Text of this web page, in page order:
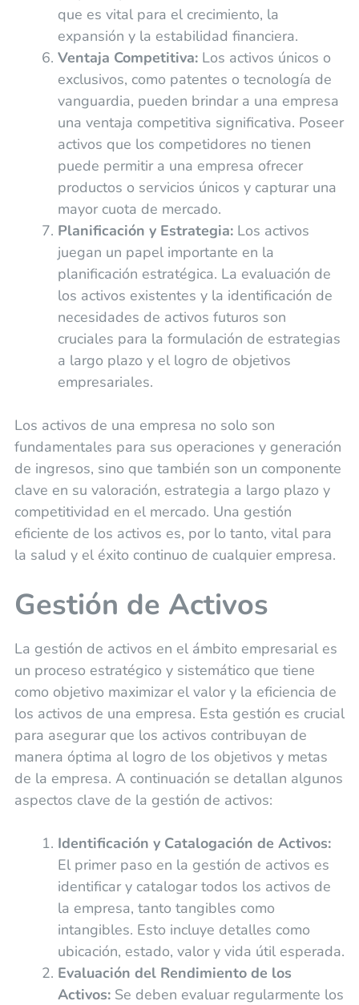
que es vital para el crecimiento, la
expansión y la estabilidad financiera.
Ventaja Competitiva:Los activos únicos o
exclusivos, como patentes o tecnología de
vanguardia, pueden brindar a una empresa
una ventaja competitiva significativa. Poseer
activos que los competidores no tienen
puede permitir a una empresa ofrecer
productos o servicios únicos y capturar una
mayor cuota de mercado.
Planificación y Estrategia:Los activos
juegan un papel importante en la
planificación estratégica. La evaluación de
los activos existentes y la identificación de
necesidades de activos futuros son
cruciales para la formulación de estrategias
a largo plazo y el logro de objetivos
empresariales.
Los activos de una empresa no solo son
fundamentales para sus operaciones y generación
de ingresos, sino que también son un componente
clave en su valoración, estrategia a largo plazo y
competitividad en el mercado. Una gestión
eficiente de los activos es, por lo tanto, vital para
la salud y el éxito continuo de cualquier empresa.
Gestión de Activos
La gestión de activos en el ámbito empresarial es
un proceso estratégico y sistemático que tiene
como objetivo maximizar el valor y la eficiencia de
los activos de una empresa. Esta gestión es crucial
para asegurar que los activos contribuyan de
manera óptima al logro de los objetivos y metas
de la empresa. A continuación se detallan algunos
aspectos clave de la gestión de activos:
Identificación y Catalogación de Activos:
El primer paso en la gestión de activos es
identificar y catalogar todos los activos de
la empresa, tanto tangibles como
intangibles. Esto incluye detalles como
ubicación, estado, valor y vida útil esperada.
Evaluación del Rendimiento de los
Activos:Se deben evaluar regularmente los